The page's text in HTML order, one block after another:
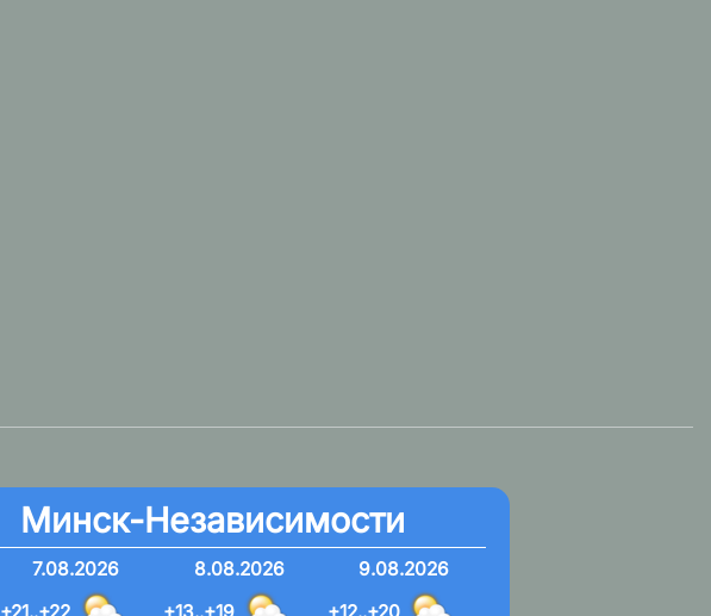
Минск-Независимости
7.08.2026
+21..+22
8.08.2026
+13..+19
9.08.2026
+12..+20